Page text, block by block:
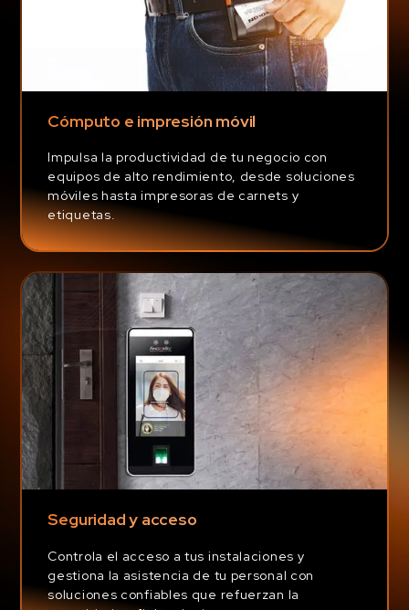
Cómputo e impresión móvil
Impulsa la productividad de tu negocio con
equipos de alto rendimiento, desde soluciones
móviles hasta impresoras de carnets y
etiquetas.
Seguridad y acceso
Controla el acceso a tus instalaciones y
gestiona la asistencia de tu personal con
soluciones confiables que refuerzan la